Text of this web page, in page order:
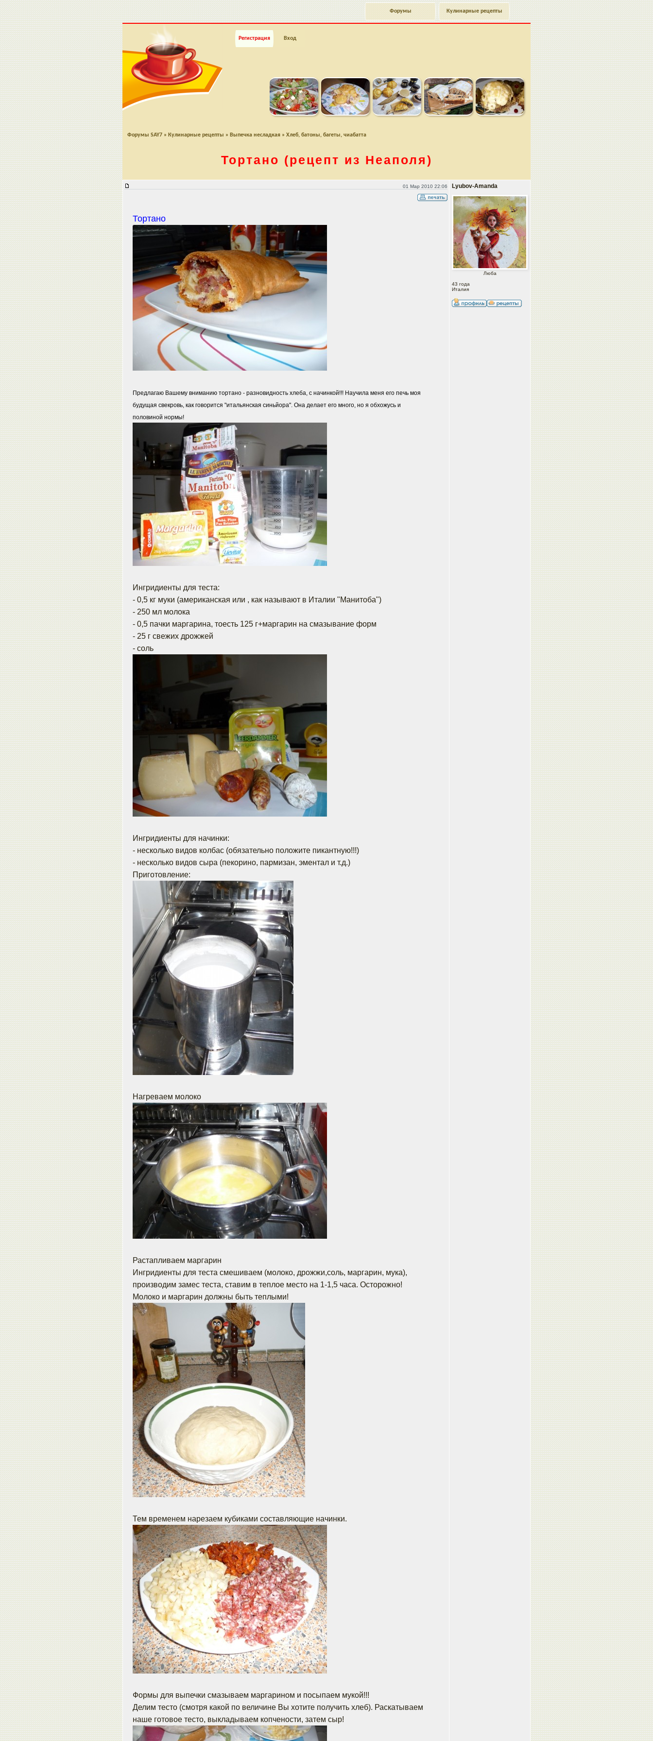
Кулинарные рецепты
Форумы
Регистрация Вход
Форумы SAY7 » Кулинарные рецепты » Выпечка несладкая » Хлеб, батоны, багеты, чиабатта
Тортано (рецепт из Неаполя)
01 Мар 2010 22:06 Lyubov-Amanda
Люба
43 года
Италия
Тортано
Предлагаю Вашему вниманию тортано - разновидность хлеба, с начинкой!!! Научила меня его печь моя
будущая свекровь, как говорится "итальянская синьйора". Она делает его много, но я обхожусь и
половиной нормы!
Ингридиенты для теста:
- 0,5 кг муки (американская или , как называют в Италии "Манитоба")
- 250 мл молока
- 0,5 пачки маргарина, тоесть 125 г+маргарин на смазывание форм
- 25 г свежих дрожжей
- соль
Ингридиенты для начинки:
- несколько видов колбас (обязательно положите пикантную!!!)
- несколько видов сыра (пекорино, пармизан, эментал и т.д.)
Приготовление:
Нагреваем молоко
Растапливаем маргарин
Ингридиенты для теста смешиваем (молоко, дрожжи,соль, маргарин, мука),
производим замес теста, ставим в теплое место на 1-1,5 часа. Осторожно!
Молоко и маргарин должны быть теплыми!
Тем временем нарезаем кубиками составляющие начинки.
Формы для выпечки смазываем маргарином и посыпаем мукой!!!
Делим тесто (смотря какой по величине Вы хотите получить хлеб). Раскатываем
наше готовое тесто, выкладываем копчености, затем сыр!